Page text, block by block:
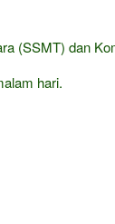
(SSMT) dan
hari.